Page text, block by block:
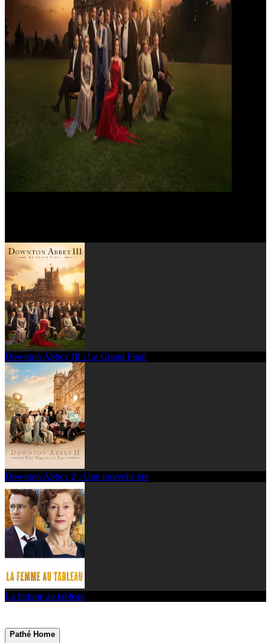
Downton Abbey III : Le Grand Final
Downton Abbey 2 : Une nouvelle ère
La femme au tableau
Pathé Home